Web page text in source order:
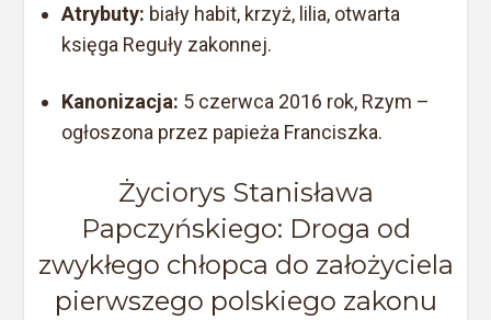
Atrybuty: biały habit, krzyż, lilia, otwarta
księga Reguły zakonnej.
Kanonizacja: 5 czerwca 2016 rok, Rzym –
ogłoszona przez papieża Franciszka.
Życiorys Stanisława
Papczyńskiego: Droga od
zwykłego chłopca do założyciela
pierwszego polskiego zakonu